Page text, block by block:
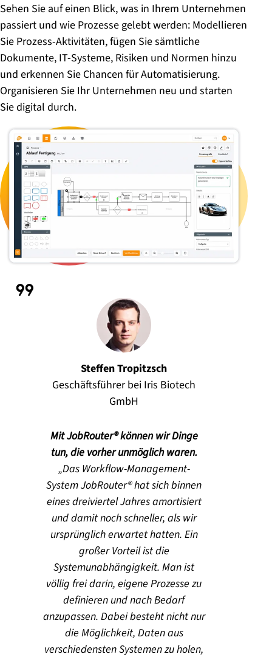
Sehen Sie auf einen Blick, was in Ihrem Unternehmen
passiert und wie Prozesse gelebt werden: Modellieren
Sie Prozess-Aktivitäten, fügen Sie sämtliche
Dokumente, IT-Systeme, Risiken und Normen hinzu
und erkennen Sie Chancen für Automatisierung.
Organisieren Sie Ihr Unternehmen neu und starten
Sie digital durch.
Mit JobRouter® können wir Dinge
tun, die vorher unmöglich waren.
Das Workflow-Management-
System JobRouter® hat sich binnen
eines dreiviertel Jahres amortisiert
und damit noch schneller, als wir
ursprünglich erwartet hatten. Ein
großer Vorteil ist die
Systemunabhängigkeit. Man ist
völlig frei darin, eigene Prozesse zu
definieren und nach Bedarf
anzupassen. Dabei besteht nicht nur
die Möglichkeit, Daten aus
verschiedensten Systemen zu holen,
Steffen Tropitzsch
Geschäftsführer bei Iris Biotech
GmbH